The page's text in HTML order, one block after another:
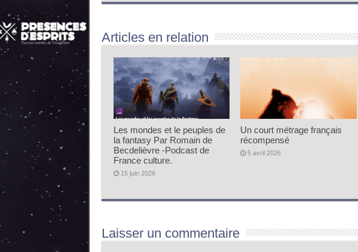
Articles en relation
Les mondes et le peuples de
la fantasy Par Romain de
Becdelièvre -Podcast de
France culture.
15 juin 2026
Un court métrage français
récompensé
5 avril 2026
Laisser un commentaire